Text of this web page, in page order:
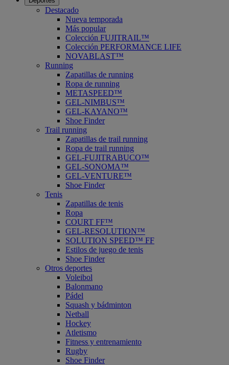
Destacado
Nueva temporada
Más popular
Colección FUJITRAIL™
Colección PERFORMANCE LIFE
NOVABLAST™
Running
Zapatillas de running
Ropa de running
METASPEED™
GEL-NIMBUS™
GEL-KAYANO™
Shoe Finder
Trail running
Zapatillas de trail running
Ropa de trail running
GEL-FUJITRABUCO™
GEL-SONOMA™
GEL-VENTURE™
Shoe Finder
Tenis
Zapatillas de tenis
Ropa
COURT FF™
GEL-RESOLUTION™
SOLUTION SPEED™ FF
Estilos de juego de tenis
Shoe Finder
Otros deportes
Voleibol
Balonmano
Pádel
Squash y bádminton
Netball
Hockey
Atletismo
Fitness y entrenamiento
Rugby
Shoe Finder